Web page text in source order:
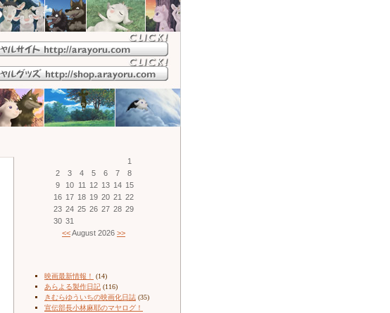
1
2
3 4 5 6 7
8
9
10 11 12 13 14 15
16 17 18 19 20 21 22
23 24 25 26 27 28 29
30 31
<<August 2026 >>
映画最新情報！
(14)
あらよる製作日記 (116)
きむらゆういちの映画化日誌 (35)
宣伝部長小林麻耶のマヤログ！